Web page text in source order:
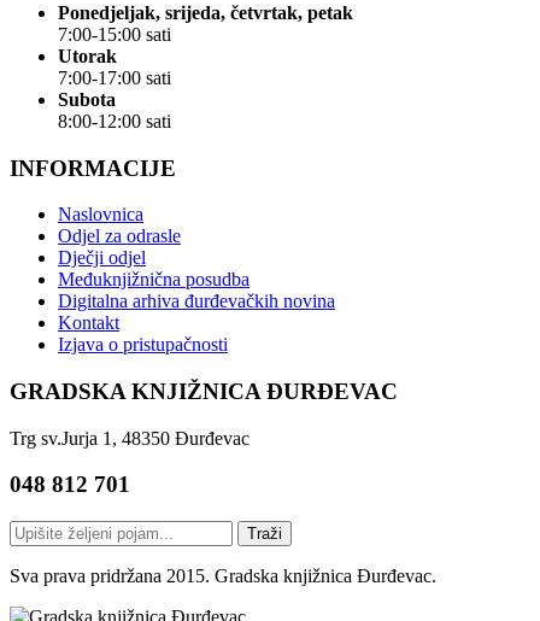
Ponedjeljak, srijeda, četvrtak, petak
7:00-15:00 sati
Utorak
7:00-17:00 sati
Subota
8:00-12:00 sati
INFORMACIJE
Naslovnica
Odjel za odrasle
Dječji odjel
Međuknjižnična posudba
Digitalna arhiva đurđevačkih novina
Kontakt
Izjava o pristupačnosti
GRADSKA KNJIŽNICA ĐURĐEVAC
Trg sv.Jurja 1, 48350 Đurđevac
048 812 701
Traži
Sva prava pridržana 2015. Gradska knjižnica Đurđevac.